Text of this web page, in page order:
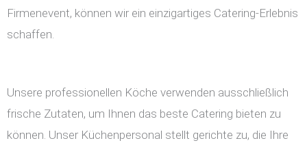
Firmenevent, können wir ein einzigartiges Catering-Erlebnis
schaffen.
Unsere professionellen Köche verwenden ausschließlich
frische Zutaten, um Ihnen das beste Catering bieten zu
können. Unser Küchenpersonal stellt gerichte zu, die Ihre